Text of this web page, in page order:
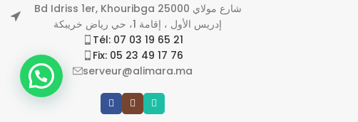
Bd Idriss 1er, Khouribga 25000 شارع مولاي
إدريس الأول ، إقامة 1، حي رياض خريبكة
Tél: 07 03 19 65 21
Fix: 05 23 49 17 76
serveur@alimara.ma